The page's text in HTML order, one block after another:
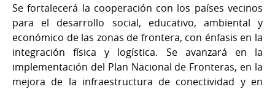
Se fortalecerá la cooperación con los países vecinos
para el desarrollo social, educativo, ambiental y
económico de las zonas de frontera, con énfasis en la
integración física y logística. Se avanzará en la
implementación del Plan Nacional de Fronteras, en la
mejora de la infraestructura de conectividad y en